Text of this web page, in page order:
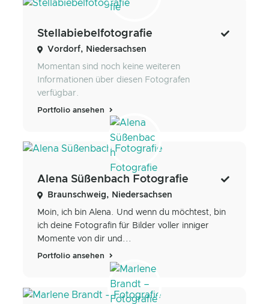
Stellabiebelfotografie
Vordorf, Niedersachsen
Momentan sind noch keine weiteren
Informationen über diesen Fotografen
verfügbar.
Portfolio ansehen
Alena Süßenbach Fotografie
Braunschweig, Niedersachsen
Moin, ich bin Alena. Und wenn du möchtest, bin
ich deine Fotografin für Bilder voller inniger
Momente von dir und...
Portfolio ansehen